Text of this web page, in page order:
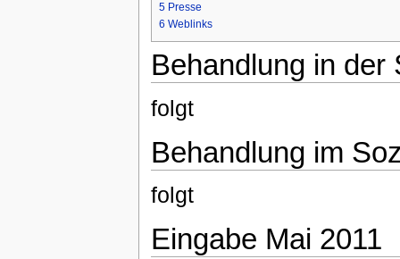
5 Presse
6 Weblinks
Behandlung in der
folgt
Behandlung im
folgt
Eingabe Mai 2011